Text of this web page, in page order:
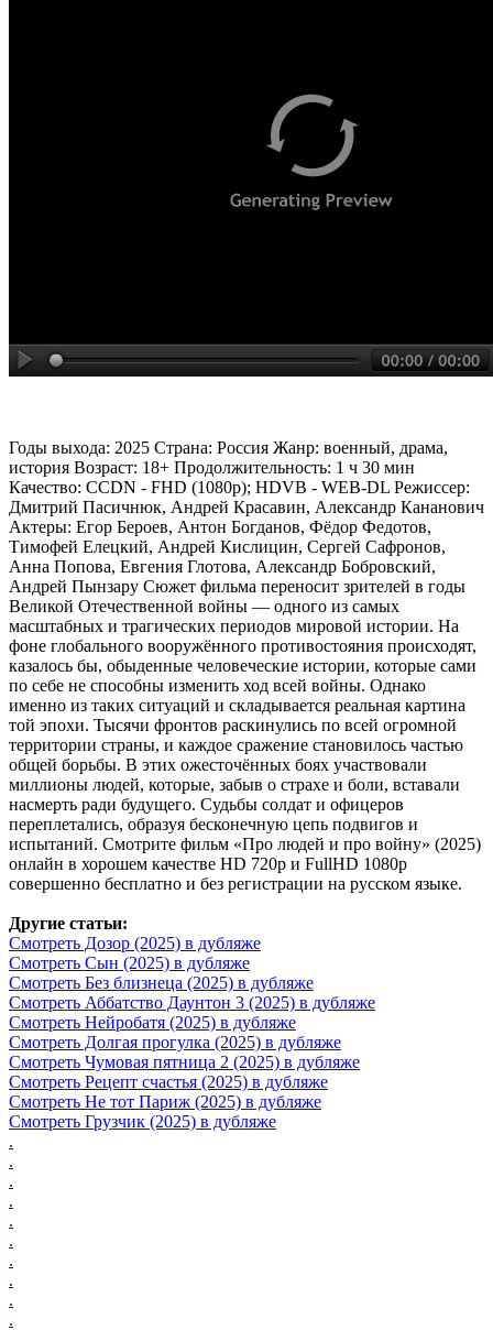
Годы выхода: 2025 Страна: Россия Жанр: военный, драма,
история Возраст: 18+ Продолжительность: 1 ч 30 мин
Качество: CCDN - FHD (1080p); HDVB - WEB-DL Режиссер:
Дмитрий Пасичнюк, Андрей Красавин, Александр Кананович
Актеры: Егор Бероев, Антон Богданов, Фёдор Федотов,
Тимофей Елецкий, Андрей Кислицин, Сергей Сафронов,
Анна Попова, Евгения Глотова, Александр Бобровский,
Андрей Пынзару Сюжет фильма переносит зрителей в годы
Великой Отечественной войны — одного из самых
масштабных и трагических периодов мировой истории. На
фоне глобального вооружённого противостояния происходят,
казалось бы, обыденные человеческие истории, которые сами
по себе не способны изменить ход всей войны. Однако
именно из таких ситуаций и складывается реальная картина
той эпохи. Тысячи фронтов раскинулись по всей огромной
территории страны, и каждое сражение становилось частью
общей борьбы. В этих ожесточённых боях участвовали
миллионы людей, которые, забыв о страхе и боли, вставали
насмерть ради будущего. Судьбы солдат и офицеров
переплетались, образуя бесконечную цепь подвигов и
испытаний. Смотрите фильм «Про людей и про войну» (2025)
онлайн в хорошем качестве HD 720p и FullHD 1080p
совершенно бесплатно и без регистрации на русском языке.
Другие статьи:
Смотреть Дозор (2025) в дубляже
Смотреть Сын (2025) в дубляже
Смотреть Без близнеца (2025) в дубляже
Смотреть Аббатство Даунтон 3 (2025) в дубляже
Смотреть Нейробатя (2025) в дубляже
Смотреть Долгая прогулка (2025) в дубляже
Смотреть Чумовая пятница 2 (2025) в дубляже
Смотреть Рецепт счастья (2025) в дубляже
Смотреть Не тот Париж (2025) в дубляже
Смотреть Грузчик (2025) в дубляже
.
.
.
.
.
.
.
.
.
.